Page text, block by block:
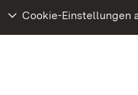
Cookie-Einstellungen
Weiteres